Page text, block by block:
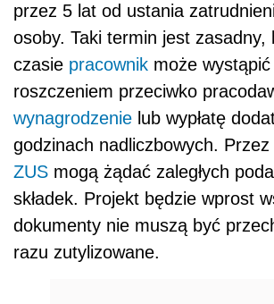
przez 5 lat od ustania
osoby. Taki termin jest zasadny,
czasie pracownik może
roszczeniem przeciwko
wynagrodzenie lub wypłatę
godzinach nadliczbowych.
ZUS mogą żądać zaległych
składek. Projekt będzie wprost
dokumenty nie muszą być
razu zutylizowane.